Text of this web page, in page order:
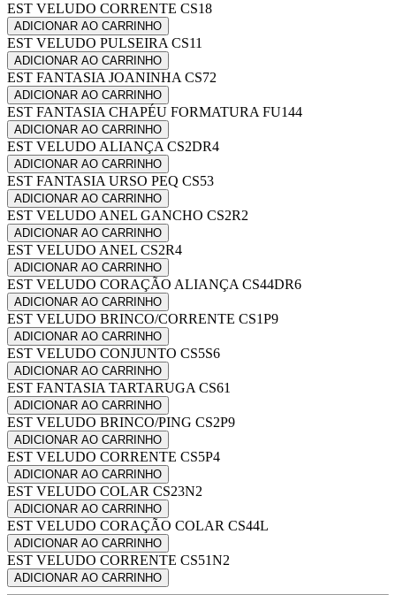
EST VELUDO CORRENTE CS18
ADICIONAR AO CARRINHO
EST VELUDO PULSEIRA CS11
ADICIONAR AO CARRINHO
EST FANTASIA JOANINHA CS72
ADICIONAR AO CARRINHO
EST FANTASIA CHAPÉU FORMATURA FU144
ADICIONAR AO CARRINHO
EST VELUDO ALIANÇA CS2DR4
ADICIONAR AO CARRINHO
EST FANTASIA URSO PEQ CS53
ADICIONAR AO CARRINHO
EST VELUDO ANEL GANCHO CS2R2
ADICIONAR AO CARRINHO
EST VELUDO ANEL CS2R4
ADICIONAR AO CARRINHO
EST VELUDO CORAÇÃO ALIANÇA CS44DR6
ADICIONAR AO CARRINHO
EST VELUDO BRINCO/CORRENTE CS1P9
ADICIONAR AO CARRINHO
EST VELUDO CONJUNTO CS5S6
ADICIONAR AO CARRINHO
EST FANTASIA TARTARUGA CS61
ADICIONAR AO CARRINHO
EST VELUDO BRINCO/PING CS2P9
ADICIONAR AO CARRINHO
EST VELUDO CORRENTE CS5P4
ADICIONAR AO CARRINHO
EST VELUDO COLAR CS23N2
ADICIONAR AO CARRINHO
EST VELUDO CORAÇÃO COLAR CS44L
ADICIONAR AO CARRINHO
EST VELUDO CORRENTE CS51N2
ADICIONAR AO CARRINHO